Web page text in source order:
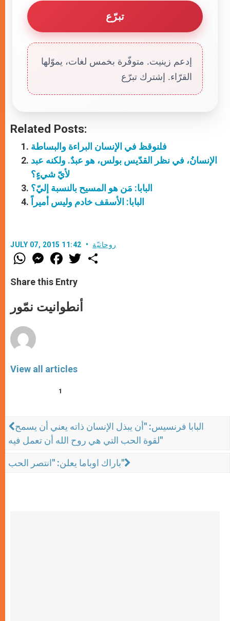
تبرّع
إدعم زينيت. متوفّرة بخمس لغات، يموّلها
القرّاء. إشترك تبرّع
Related Posts:
فلنوقظ في الإنسان البراءة والبساطة
الإنسانُ، في نظر القدّيس بولس، هو عبدٌ. ولكنه عبد
لأيّ شيءٍ؟
البابا: مَن هو المسيح بالنسبة إليّ؟
البابا: الأسقف خادم وليس أميراً
JULY 07, 2015 11:42 روحانيّة
W
h
t
s
p
p
M
e
s
e
e
F
a
e
b
o
k
w
Share this Entry
أنطوانيت نمّور
View all articles
1
البابا فرنسيس: "أن يبذل الإنسان ذاته يعني أن يسمح
لقوة الحب التي هي روح الله أن تعمل فيه"
باراك اوباما يعلن: "انتصر الحب"